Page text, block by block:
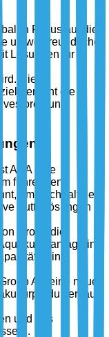
Fokus auf die
umweltfreundliche
Lösungen für
Diese
erhöht die
und
ASA eine
führenden
um nachhaltige
Futterlösungen
Group die
in
in
AS eine neue
auf
und das